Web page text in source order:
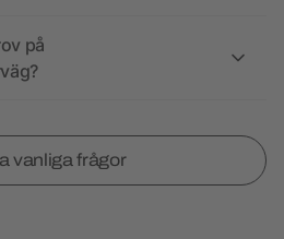
på
vanliga frågor